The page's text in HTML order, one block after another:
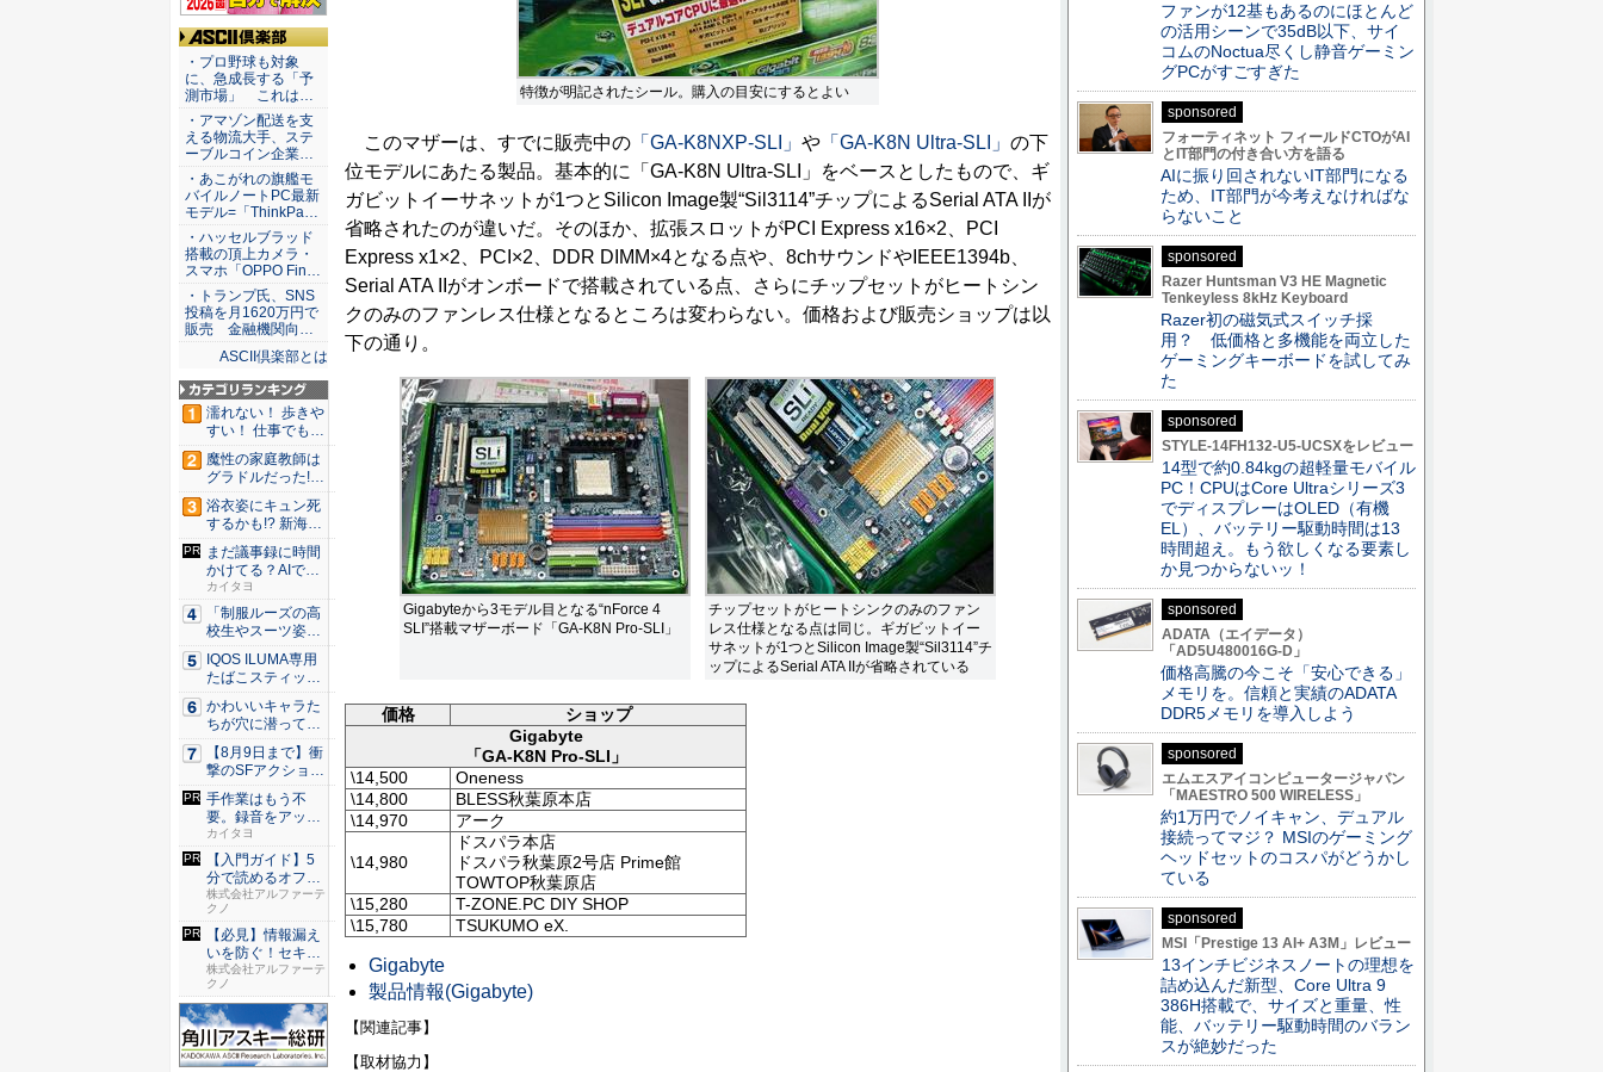
特徴が明記されたシール。購入の目安にするとよい
このマザーは、すでに販売中の 「GA-K8NXP-SLI」 や 「GA-K8N Ultra-SLI」 の下
位モデルにあたる製品。基本的に「GA-K8N Ultra-SLI」をベースとしたもので、ギ
ガビットイーサネットが1つとSilicon Image製“Sil3114”チップによるSerial ATA IIが
省略されたのが違いだ。そのほか、拡張スロットがPCI Express x16×2、PCI
Express x1×2、PCI×2、DDR DIMM×4となる点や、8chサウンドやIEEE1394b、
Serial ATA IIがオンボードで搭載されている点、さらにチップセットがヒートシン
クのみのファンレス仕様となるところは変わらない。価格および販売ショップは以
下の通り。
Gigabyteから3モデル目となる“nForce 4
SLI”搭載マザーボード「GA-K8N Pro-SLI」
チップセットがヒートシンクのみのファン
レス仕様となる点は同じ。ギガビットイー
サネットが1つとSilicon Image製“Sil3114”チ
ップによるSerial ATA IIが省略されている
価格
ショップ
Gigabyte
「GA-K8N Pro-SLI」
\14,500
Oneness
\14,800
BLESS秋葉原本店
\14,970
アーク
\14,980
ドスパラ本店
ドスパラ秋葉原2号店 Prime館
TOWTOP秋葉原店
\15,280
T-ZONE.PC DIY SHOP
\15,780
TSUKUMO eX.
Gigabyte
製品情報(Gigabyte)
【関連記事】
【取材協力】
ASCII倶楽部
・プロ野球も対象
に、急成長する「予
測市場」 これは…
・アマゾン配送を支
える物流大手、ステ
ーブルコイン企業…
・あこがれの旗艦モ
バイルノートPC最新
モデル=「ThinkPa…
・ハッセルブラッド
搭載の頂上カメラ・
スマホ「OPPO Fin…
・トランプ氏、SNS
投稿を月1620万円で
販売 金融機関向…
ASCII倶楽部とは
濡れない！ 歩きや
すい！ 仕事でも履
ける...
魔性の家庭教師は
グラドルだった!?
村雨...
浴衣姿にキュン死
するかも!? 新海ま
きが...
まだ議事録に時間
かけてる？AIで速
く正確...
カイタヨ
「制服ルーズの高
校生やスーツ姿の
OLを演...
IQOS ILUMA専用
たばこスティッ
ク...
かわいいキャラた
ちが穴に潜ってひ
どい目に...
【8月9日まで】衝
撃のSFアクション
『G...
手作業はもう不
要。録音をアップ
するだけの...
カイタヨ
【入門ガイド】5
分で読めるオフィ
スのセキ...
株式会社アルファーテ
クノ
【必見】情報漏え
いを防ぐ！セキュ
リティ実...
株式会社アルファーテ
クノ
ファンが12基もあるのにほとんど
の活用シーンで35dB以下、サイ
コムのNoctua尽くし静音ゲーミン
グPCがすごすぎた
sponsored
フォーティネット フィールドCTOがAI
とIT部門の付き合い方を語る
AIに振り回されないIT部門になる
ため、IT部門が今考えなければな
らないこと
sponsored
Razer Huntsman V3 HE Magnetic
Tenkeyless 8kHz Keyboard
Razer初の磁気式スイッチ採
用？ 低価格と多機能を両立した
ゲーミングキーボードを試してみ
た
sponsored
STYLE-14FH132-U5-UCSXをレビュー
14型で約0.84kgの超軽量モバイル
PC！CPUはCore Ultraシリーズ3
でディスプレーはOLED（有機
EL）、バッテリー駆動時間は13
時間超え。もう欲しくなる要素し
か見つからないッ！
sponsored
ADATA（エイデータ）
「AD5U480016G-D」
価格高騰の今こそ「安心できる」
メモリを。信頼と実績のADATA
DDR5メモリを導入しよう
sponsored
エムエスアイコンピュータージャパン
「MAESTRO 500 WIRELESS」
約1万円でノイキャン、デュアル
接続ってマジ？ MSIのゲーミング
ヘッドセットのコスパがどうかし
ている
sponsored
MSI「Prestige 13 AI+ A3M」レビュー
13インチビジネスノートの理想を
詰め込んだ新型、Core Ultra 9
386H搭載で、サイズと重量、性
能、バッテリー駆動時間のバラン
スが絶妙だった